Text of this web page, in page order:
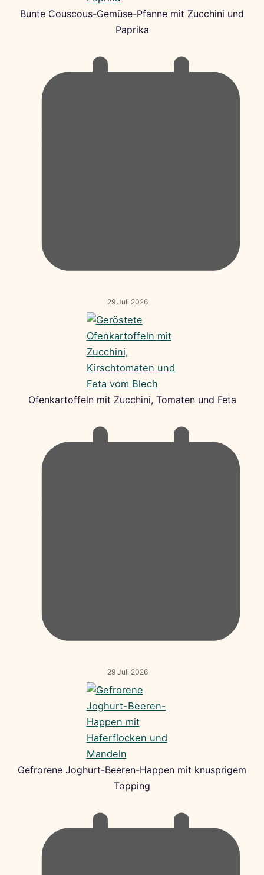
Bunte Couscous-Gemüse-Pfanne mit Zucchini und
Paprika
29 Juli 2026
Ofenkartoffeln mit Zucchini, Tomaten und Feta
29 Juli 2026
Gefrorene Joghurt-Beeren-Happen mit knusprigem
Topping